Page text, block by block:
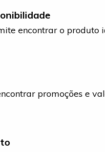
encontrar o produto
promoções e